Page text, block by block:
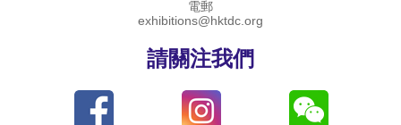
電郵
exhibitions@hktdc.org
請關注我們